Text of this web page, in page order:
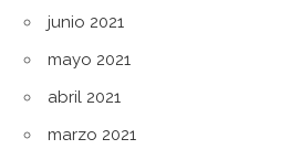
junio 2021
mayo 2021
abril 2021
marzo 2021